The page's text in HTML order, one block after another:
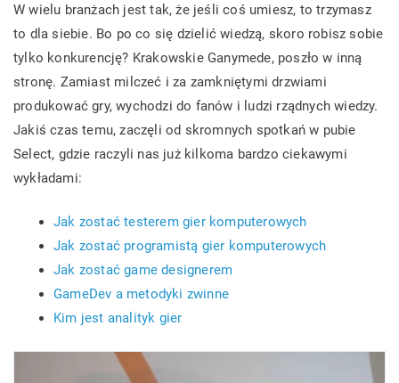
W wielu branżach jest tak, że jeśli coś umiesz, to trzymasz
to dla siebie. Bo po co się dzielić wiedzą, skoro robisz sobie
tylko konkurencję? Krakowskie Ganymede, poszło w inną
stronę. Zamiast milczeć i za zamkniętymi drzwiami
produkować gry, wychodzi do fanów i ludzi rządnych wiedzy.
Jakiś czas temu, zaczęli od skromnych spotkań w pubie
Select, gdzie raczyli nas już kilkoma bardzo ciekawymi
wykładami:
Jak zostać testerem gier komputerowych
Jak zostać programistą gier komputerowych
Jak zostać game designerem
GameDev a metodyki zwinne
Kim jest analityk gier